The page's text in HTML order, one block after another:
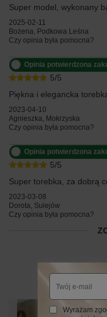
Super model, wykonany
2025-02-11
Bożena, Podkowa Leśna
Czy opinia była pomocna?
5/5
Opinia potwierdzona
Piękna i elegancka
2023-04-10
Agnieszka, Mokrzyska
Czy opinia była pomocna?
5/5
Opinia potwierdzona
Super torebka, za dobrą
2023-03-08
Dorota, Sulejów
Czy opinia była pomocna?
Z
Wyrażam